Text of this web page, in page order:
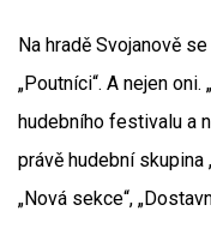
Na hradě Svojanově
„Poutníci“. A nejen
hudebního festivalu a
právě hudební
„Nová sekce“,